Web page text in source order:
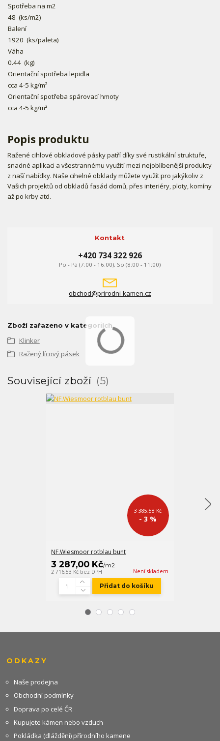
Spotřeba na m2
48 (ks/m2)
Balení
1920 (ks/paleta)
Váha
0.44 (kg)
Orientační spotřeba lepidla
cca 4-5 kg/m²
Orientační spotřeba spárovací hmoty
cca 4-5 kg/m²
Popis produktu
Ražené cihlové obkladové pásky patří díky své rustikální struktuře,
snadné aplikaci a všestrannému využití mezi nejoblíbenější produkty
z naší nabídky. Naše cihelné obklady můžete využít pro jakýkoliv z
Vašich projektů od obkladů fasád domů, přes interiéry, ploty, komíny
až po krby atd.
Kontakt
+420 734 322 926
Po - Pá (7:00 - 16:00), So (8:00 - 11:00)
obchod@prirodni-kamen.cz
Zboží zařazeno v kategoriích
Klinker
Ražený lícový pásek
Související zboží 5
3 385,58 Kč
- 3 %
NF.Wiesmoor rotblau bunt
3 287,00 Kč/m2
2 716,53 Kč bez DPH Není skladem
Přidat do košíku
ODKAZY
Naše prodejna
Obchodní podmínky
Doprava po celé ČR
Kupujete kámen nebo vzduch
Pokládka (dláždění) přírodního kamene